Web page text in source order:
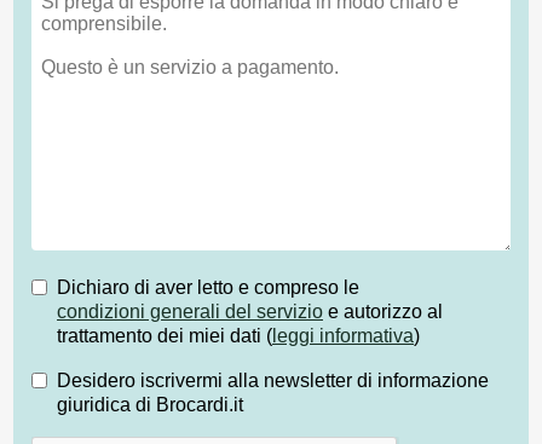
Dichiaro di aver letto e compreso le
condizioni generali del servizio e autorizzo al
trattamento dei miei dati ( leggi informativa)
Desidero iscrivermi alla newsletter di informazione
giuridica di Brocardi.it